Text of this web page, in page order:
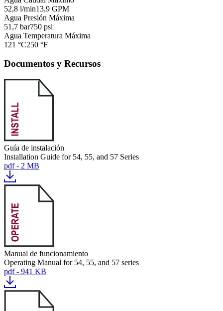
52,8 l/min13,9 GPM
Agua Presión Máxima
51,7 bar750 psi
Agua Temperatura Máxima
121 °C250 °F
Documentos y Recursos
Guía de instalación
Installation Guide for 54, 55, and 57 Series
pdf - 2 MB
Manual de funcionamiento
Operating Manual for 54, 55, and 57 series
pdf - 941 KB